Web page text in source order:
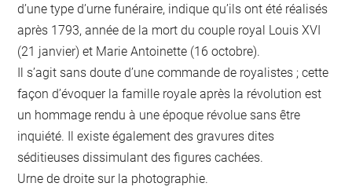
d’une type d’urne funéraire, indique qu’ils ont été réalisés
après 1793, année de la mort du couple royal Louis XVI
(21 janvier) et Marie Antoinette (16 octobre).
Il s’agit sans doute d’une commande de royalistes ; cette
façon d’évoquer la famille royale après la révolution est
un hommage rendu à une époque révolue sans être
inquiété. Il existe également des gravures dites
séditieuses dissimulant des figures cachées.
Urne de droite sur la photographie.